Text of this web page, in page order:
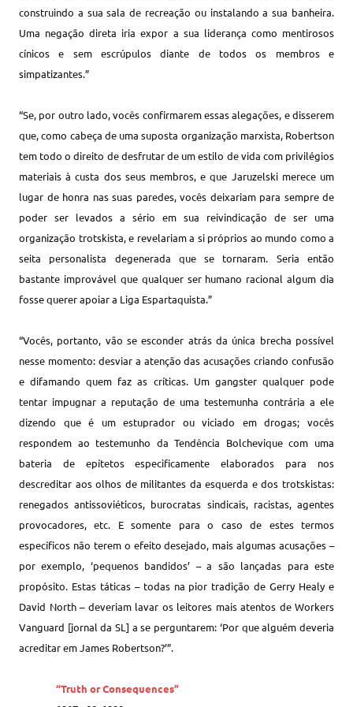
construindo a sua sala de recreação ou instalando a sua banheira.
Uma negação direta iria expor a sua liderança como mentirosos
cínicos e sem escrúpulos diante de todos os membros e
simpatizantes.”
“Se, por outro lado, vocês confirmarem essas alegações, e disserem
que, como cabeça de uma suposta organização marxista, Robertson
tem todo o direito de desfrutar de um estilo de vida com privilégios
materiais à custa dos seus membros, e que Jaruzelski merece um
lugar de honra nas suas paredes, vocês deixariam para sempre de
poder ser levados a sério em sua reivindicação de ser uma
organização trotskista, e revelariam a si próprios ao mundo como a
seita personalista degenerada que se tornaram. Seria então
bastante improvável que qualquer ser humano racional algum dia
fosse querer apoiar a Liga Espartaquista.”
“Vocês, portanto, vão se esconder atrás da única brecha possível
nesse momento: desviar a atenção das acusações criando confusão
e difamando quem faz as críticas. Um gangster qualquer pode
tentar impugnar a reputação de uma testemunha contrária a ele
dizendo que é um estuprador ou viciado em drogas; vocês
respondem ao testemunho da Tendência Bolchevique com uma
bateria de epítetos especificamente elaborados para nos
descreditar aos olhos de militantes da esquerda e dos trotskistas:
renegados antissoviéticos, burocratas sindicais, racistas, agentes
provocadores, etc. E somente para o caso de estes termos
específicos não terem o efeito desejado, mais algumas acusações –
por exemplo, ‘pequenos bandidos’ – a são lançadas para este
propósito. Estas táticas – todas na pior tradição de Gerry Healy e
David North – deveriam lavar os leitores mais atentos de Workers
Vanguard [jornal da SL] a se perguntarem: ‘Por que alguém deveria
acreditar em James Robertson?’”.
“Truth or Consequences”